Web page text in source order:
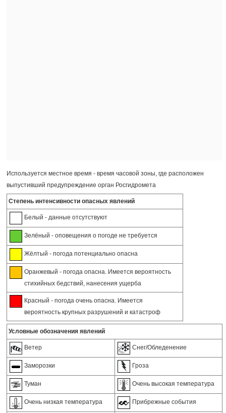
Используется местное время - время часовой зоны, где расположен
выпустивший предупреждение орган Росгидромета
Степень интенсивности опасных явлений
Белый - данные отсутствуют
Зелёный - оповещения о погоде не требуется
Жёлтый - погода потенциально опасна
Оранжевый - погода опасна. Имеется вероятность
стихийных бедствий, нанесения ущерба
Красный - погода очень опасна. Имеется
вероятность крупных разрушений и катастроф
Условные обозначения явлений
Ветер Снег/Обледенение
Заморозки Гроза
Туман Очень высокая температура
Очень низкая температура Прибрежные события